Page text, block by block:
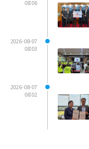
08:06
2026-08-07
08:03
2026-08-07
08:02